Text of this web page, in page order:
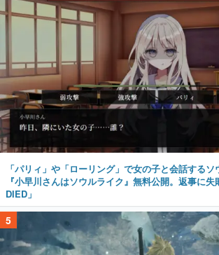
「パリィ」や「ローリング」で女の子と会話する
『小早川さんはソウルライク』無料公開。返事に
DIED」
5